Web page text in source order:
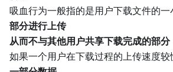
吸血行为一般指的是用户下载文件的一
部分进行上传
从而不与其他用户共享下载完成的部分
如果一个用户在下载过程的上传速度较